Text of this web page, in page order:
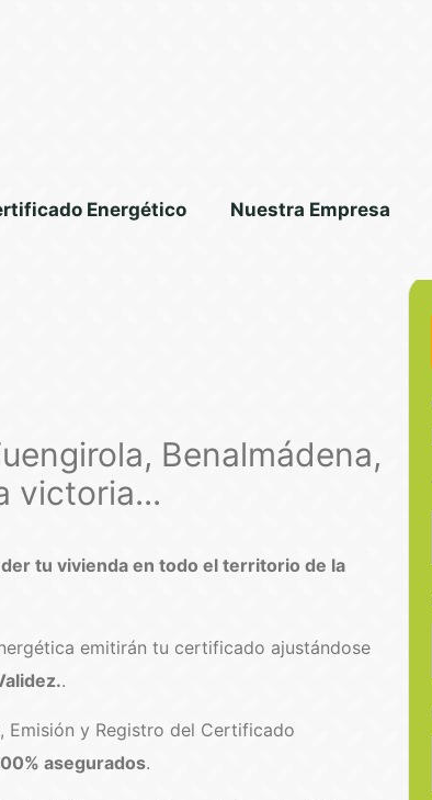
Energético Nuestra Empresa
Benalmádena,
victoria...
tu vivienda en todo el territorio de la
emitirán tu certificado ajustándose
.
Emisión y Registro del Certificado
asegurados.